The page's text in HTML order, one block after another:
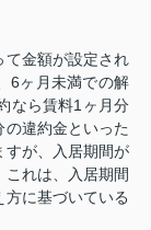
て金額が設定され
6ヶ月未満での解
なら賃料1ヶ月分
違約金といった
すが、入居期間が
れは、入居期間
に基づいている